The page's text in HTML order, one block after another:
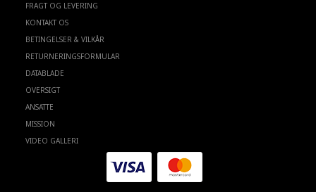
FRAGT OG LEVERING
KONTAKT OS
BETINGELSER & VILKÅR
RETURNERINGSFORMULAR
DATABLADE
OVERSIGT
ANSATTE
MISSION
VIDEO GALLERI